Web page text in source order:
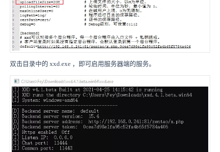
双击目录中的 xxd.exe ，即可启用服务器端的服务。